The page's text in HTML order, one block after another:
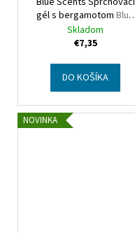
gél s bergamotom Blue
Scents Shower gel
bergamot
Skladom
€7,35
DO KOŠÍKA
NOVINKA